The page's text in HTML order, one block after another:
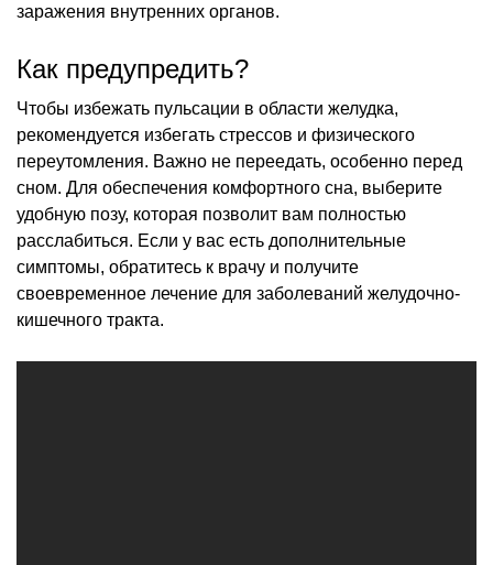
заражения внутренних органов.
Как предупредить?
Чтобы избежать пульсации в области желудка,
рекомендуется избегать стрессов и физического
переутомления. Важно не переедать, особенно перед
сном. Для обеспечения комфортного сна, выберите
удобную позу, которая позволит вам полностью
расслабиться. Если у вас есть дополнительные
симптомы, обратитесь к врачу и получите
своевременное лечение для заболеваний желудочно-
кишечного тракта.